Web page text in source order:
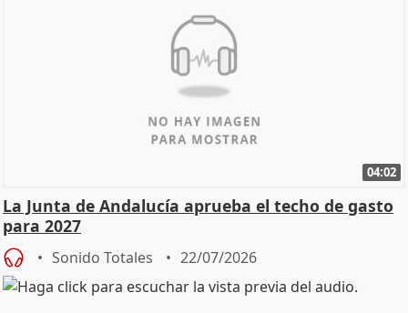
04:02
La Junta de Andalucía aprueba el techo de gasto
para 2027
Sonido Totales 22/07/2026